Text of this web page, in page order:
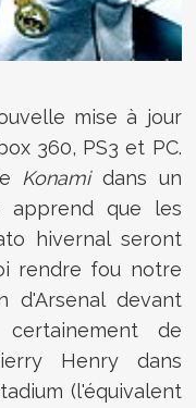
mise à jour
360, PS3 et PC.
Konamidans un
apprend que les
hivernal seront
rendre fou notre
d'Arsenal devant
certainement de
Henry dans
(l'équivalent